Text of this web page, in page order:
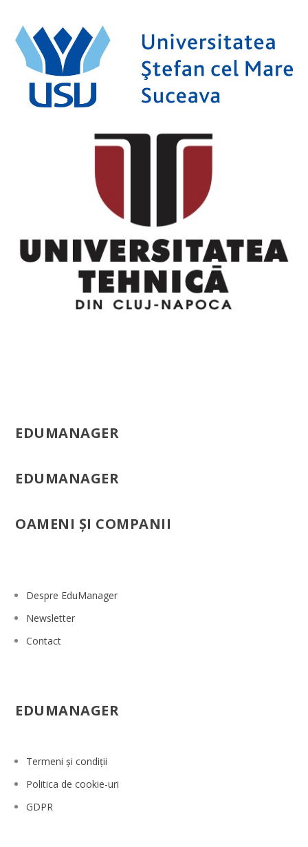
EDUMANAGER
EDUMANAGER
OAMENI ŞI COMPANII
Despre EduManager
Newsletter
Contact
EDUMANAGER
Termeni și condiții
Politica de cookie-uri
GDPR